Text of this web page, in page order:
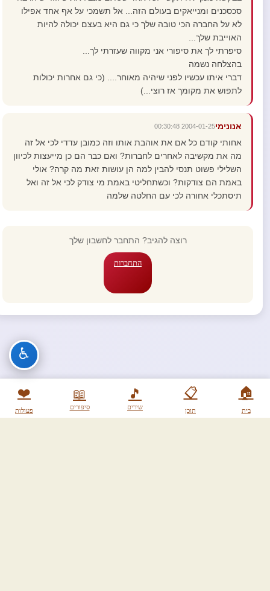
🏠
בית
📋
תוכן
🎵
שירים
📖
סיפורים
❤️
פעולות
סכסכנים ומנייאקים בעולם הזה... אל תשמכי על אף אחד אפילו
לא על החברה הכי טובה שלך כי גם היא בעצם יכולה להיות
האוייבת שלך...
סיפרתי לך את סיפורי אני מקווה שעזרתי לך...
בהצלחה נשמה
דברי איתו עכשיו לפני שיהיה מאוחר.... (כי גם אחרות יכולות
לתפוש את מקומך אז רוצי...)
אנונימי2004-01-25 00:30:48
אחותי קודם כל אם את אוהבת אותו וזה כמובן עדדי לכי אל זה
מה את מקשיבה לאחרים לחברות? ואם כבר הם כן מייעצות לכיוון
השלילי פשוט תנסי להבין למה הן עושות זאת מה קרה? אולי
באמת הם צודקות? וכשתחליטי באמת מי צודק לכי אל זה ואל
תיסתכלי אחורה לכי עם החלטה שלמה
רוצה להגיב? התחבר לחשבון שלך
התחברות
♿